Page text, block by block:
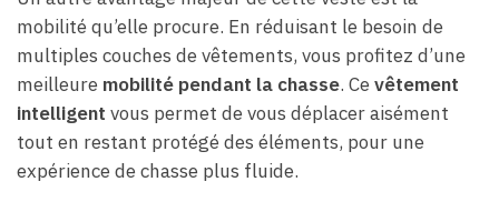
mobilité qu’elle procure. En réduisant le besoin de
multiples couches de vêtements, vous profitez d’une
meilleure mobilité pendant la chasse. Cevêtement
intelligent vous permet de vous déplacer aisément
tout en restant protégé des éléments, pour une
expérience de chasse plus fluide.